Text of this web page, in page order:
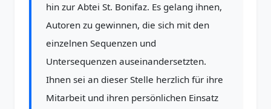
hin zur Abtei St. Bonifaz. Es gelang ihnen,
Autoren zu gewinnen, die sich mit den
einzelnen Sequenzen und
Untersequenzen auseinandersetzten.
Ihnen sei an dieser Stelle herzlich für ihre
Mitarbeit und ihren persönlichen Einsatz